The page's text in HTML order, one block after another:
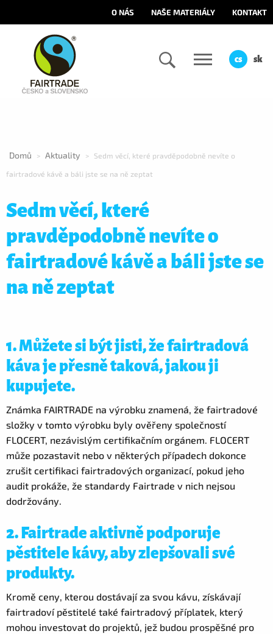
O NÁS NAŠE MATERIÁLY KONTAKT
cs sk
Domů > Aktuality > Sedm věcí, které pravděpodobně nevíte o
fairtradové kávě a báli jste se na ně zeptat
Sedm věcí, které
pravděpodobně nevíte o
fairtradové kávě a báli jste se
na ně zeptat
1. Můžete si být jisti, že fairtradová
káva je přesně taková, jakou ji
kupujete.
Známka FAIRTRADE na výrobku znamená, že fairtradové
složky v tomto výrobku byly ověřeny společností
FLOCERT, nezávislým certifikačním orgánem. FLOCERT
může pozastavit nebo v některých případech dokonce
zrušit certifikaci fairtradových organizací, pokud jeho
audit prokáže, že standardy Fairtrade v nich nejsou
dodržovány.
2. Fairtrade aktivně podporuje
pěstitele kávy, aby zlepšovali své
produkty.
Kromě ceny, kterou dostávají za svou kávu, získávají
fairtradoví pěstitelé také fairtradový příplatek, který
mohou investovat do projektů, jež budou prospěšné pro